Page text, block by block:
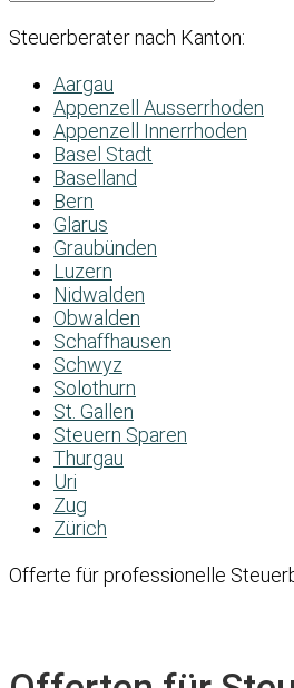
Steuerberater nach Kanton:
Aargau
Appenzell Ausserrhoden
Appenzell Innerrhoden
Basel Stadt
Baselland
Bern
Glarus
Graubünden
Luzern
Nidwalden
Obwalden
Schaffhausen
Schwyz
Solothurn
St. Gallen
Steuern Sparen
Thurgau
Uri
Zug
Zürich
Offerte für professionelle